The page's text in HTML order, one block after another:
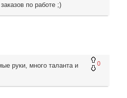
по работе ;)
0
руки, много таланта и